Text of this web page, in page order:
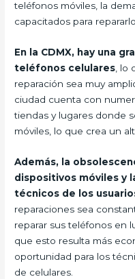
teléfonos móviles, la
capacitados para
En la CDMX, hay una
teléfonos celulares ,
reparación sea muy
ciudad cuenta con
tiendas y lugares donde
móviles, lo que crea un
Además, la
dispositivos móviles y
técnicos de los
reparaciones sea
reparar sus teléfonos en
que esto resulta más
oportunidad para los
de celulares.